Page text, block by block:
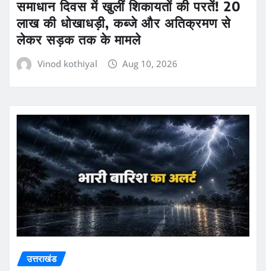
समाधान दिवस में खुलीं शिकायतों की परतें! 20
लाख की धोखाधड़ी, कब्जे और अतिक्रमण से
लेकर सड़क तक के मामले
Vinod kothiyal Aug 10, 2026
उत्तराखंड